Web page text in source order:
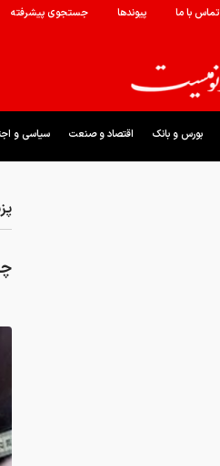
تماس با ما پیوندها جستجوی پیشرفته
بورس و بانک اقتصاد و صنعت سیاسی و